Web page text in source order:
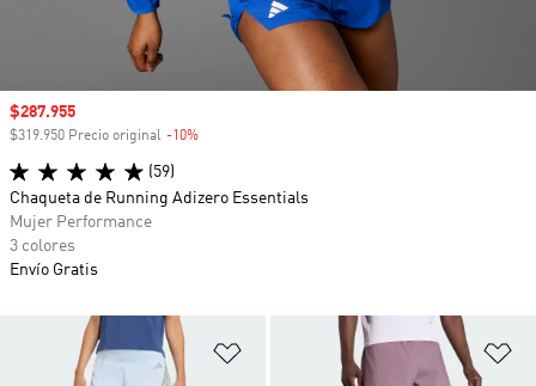
Añadir a la lista de deseos
Precio de venta
$287.955
$319.950 Precio original -10%
(59)
Chaqueta de Running Adizero Essentials
Mujer Performance
3 colores
Envío Gratis